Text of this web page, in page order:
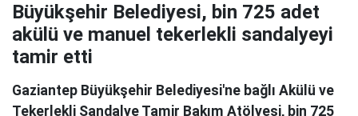
Büyükşehir Belediyesi, bin 725 adet
akülü ve manuel tekerlekli sandalyeyi
tamir etti
Gaziantep Büyükşehir Belediyesi'ne bağlı Akülü ve
Tekerlekli Sandalye Tamir Bakım Atölyesi, bin 725